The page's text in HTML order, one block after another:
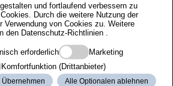
Sortimente
und fortlaufend verbessern zu
Durch die weitere Nutzung der
Verwendung von Cookies zu. Weitere
den Datenschutz-Richtlinien
erforderlich
Marketing
Komfortfunktion (Drittanbieter)
Übernehmen Alle Optionalen ablehnen